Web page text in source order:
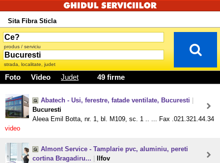
Sita Fibra Sticla
produs / serviciu
strada, localitate, judet
Foto Video Judet 49 firme
Abatech - Usi, ferestre, fatade ventilate, Bucuresti
Bucuresti
Aleea Emil Botta, nr. 1, bl. M109, sc. 1 .. ... Fax .021.321.44.34
video
Almont Service - Tamplarie pvc, aluminiu, pereti
cortina Bragadiru...
Ilfov